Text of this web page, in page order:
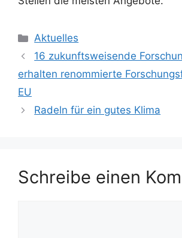
Kategorien
Aktuelles
16 zukunftsweisende
erhalten renommierte
EU
Radeln für ein gutes Klima
Schreibe einen